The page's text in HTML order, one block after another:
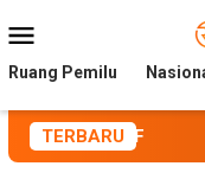
ke
kontenMobile
Ruang Pemilu
TERBARU
BEM